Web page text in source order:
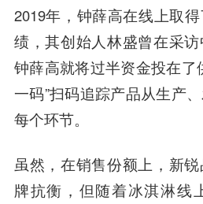
2019年，钟薛高在线上取
绩，其创始人林盛曾在采访
钟薛高就将过半资金投在了
一码”扫码追踪产品从生产
每个环节。
虽然，在销售份额上，新
牌抗衡，但随着冰淇淋线